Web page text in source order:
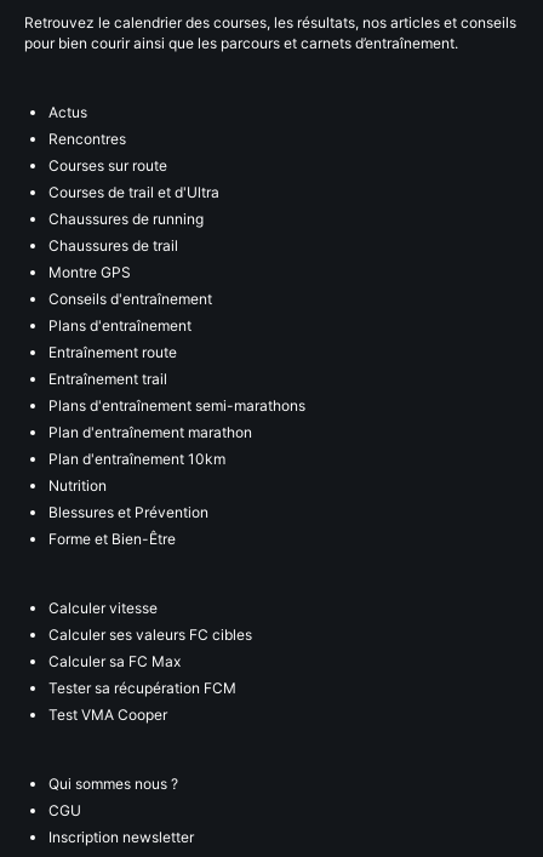
Retrouvez le calendrier des courses, les résultats, nos articles et conseils
pour bien courir ainsi que les parcours et carnets d’entraînement.
Actus
Rencontres
Courses sur route
Courses de trail et d'Ultra
Chaussures de running
Chaussures de trail
Montre GPS
Conseils d'entraînement
Plans d'entraînement
Entraînement route
Entraînement trail
Plans d'entraînement semi-marathons
Plan d'entraînement marathon
Plan d'entraînement 10km
Nutrition
Blessures et Prévention
Forme et Bien-Être
Calculer vitesse
Calculer ses valeurs FC cibles
Calculer sa FC Max
Tester sa récupération FCM
Test VMA Cooper
Qui sommes nous ?
CGU
Inscription newsletter